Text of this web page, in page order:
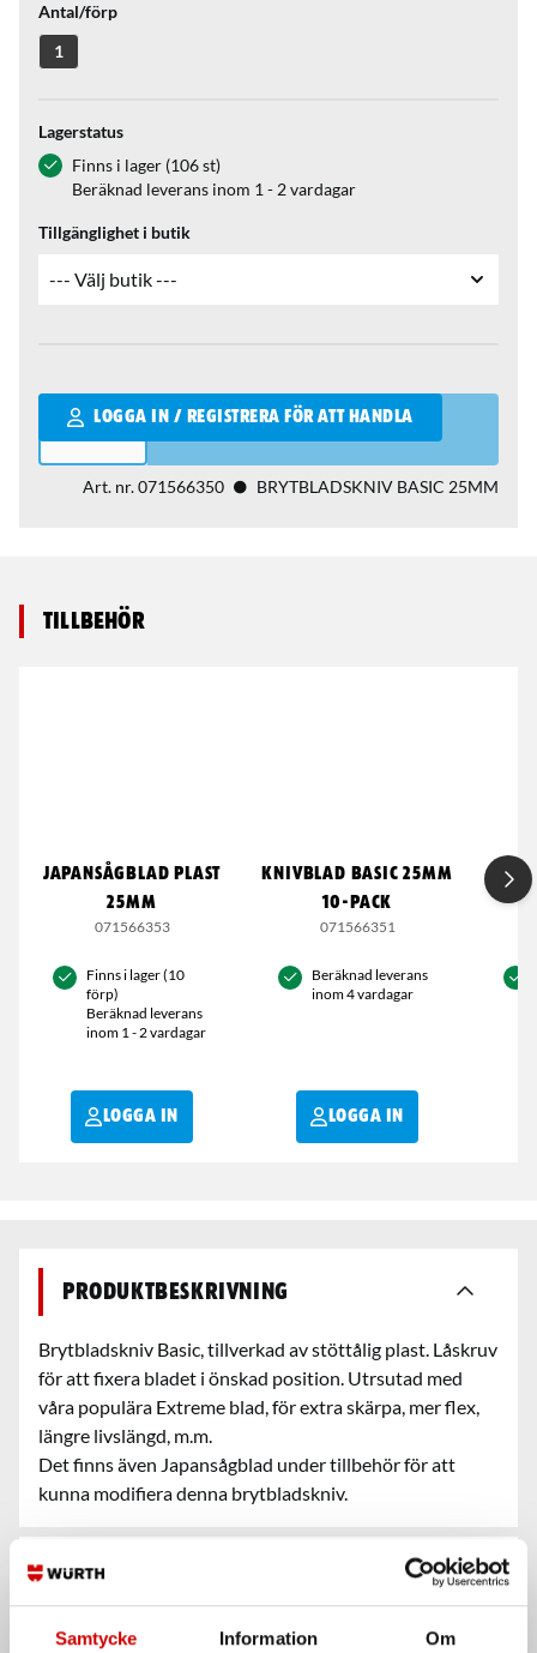
Samtycke Information Om
Antal/förp
1
Lagerstatus
Finns i lager (106 st)
Beräknad leverans inom 1 - 2 vardagar
Tillgänglighet i butik
LOGGA IN / REGISTRERA FÖR ATT HANDLA
Qantity
Art. nr.071566350 BRYTBLADSKNIV BASIC 25MM
Tillbehör
JAPANSÅGBLAD PLAST
25MM
071566353
Finns i lager (10
förp)
Beräknad leverans
inom 1 - 2 vardagar
LOGGA IN
KNIVBLAD BASIC 25MM
10-PACK
071566351
Beräknad leverans
inom 4 vardagar
LOGGA IN
Produktbeskrivning
Brytbladskniv Basic, tillverkad av stöttålig plast. Låskruv
för att fixera bladet i önskad position. Utrsutad med
våra populära Extreme blad, för extra skärpa, mer flex,
längre livslängd, m.m.
Det finns även Japansågblad under tillbehör för att
kunna modifiera denna brytbladskniv.
Teknisk data